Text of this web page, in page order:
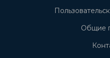
Общие